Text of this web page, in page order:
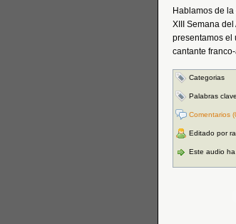
Hablamos de
XIII Semana
presentamos el
cantante
Categorias
Palabras clave
Comentarios
Editado por
Este audio